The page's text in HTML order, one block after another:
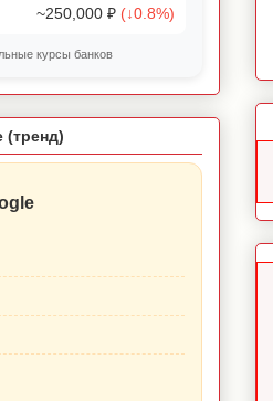
~250,000 ₽ (↓0.8%)
курсы банков
(тренд)